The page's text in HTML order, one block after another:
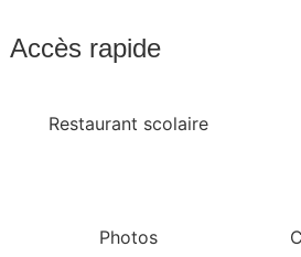
Accès rapide
Restaurant scolaire
Photos